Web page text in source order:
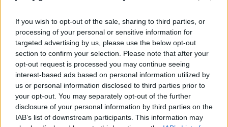
If you wish to opt-out of the sale, sharing to third parties, or
processing of your personal or sensitive information for
targeted advertising by us, please use the below opt-out
section to confirm your selection. Please note that after your
opt-out request is processed you may continue seeing
interest-based ads based on personal information utilized by
us or personal information disclosed to third parties prior to
your opt-out. You may separately opt-out of the further
disclosure of your personal information by third parties on the
IAB’s list of downstream participants. This information may
Η ζωή της αλλάζει όταν ο εραστής της, πεθαίνει. Η
ίδια και η οικογένειά της βρίσκονται σε κίνδυνο.
Έτσι η Ριντ, η αρχηγός της ομάδας, αναθέτει στον
Σαμ να την κρατήσει ασφαλή. Αυτό όμως που
ακολουθεί είναι μια περιπέτεια που εκτείνεται σε